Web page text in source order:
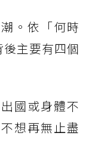
。依「何時
主要有四個
國或身體不
想再無止盡